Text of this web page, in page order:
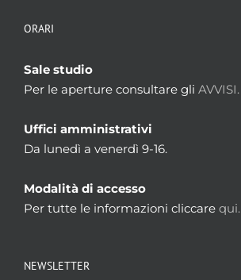
ORARI
Sale studio
Per le aperture consultare gli AVVISI.
Uffici amministrativi
Da lunedì a venerdì 9-16.
Modalità di accesso
Per tutte le informazioni cliccare qui.
NEWSLETTER